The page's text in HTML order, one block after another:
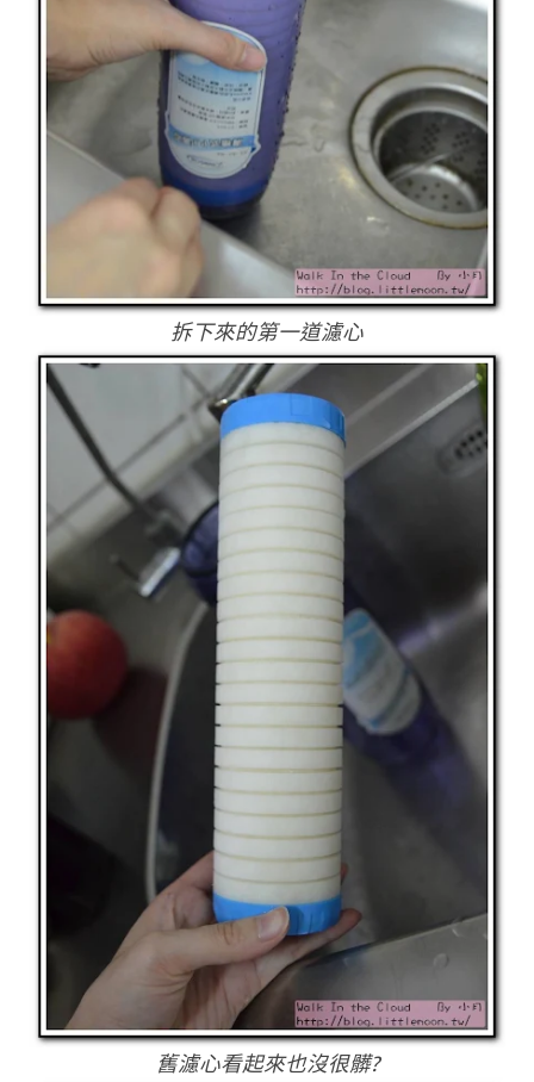
拆下來的第一道濾心
舊濾心看起來也沒很髒?